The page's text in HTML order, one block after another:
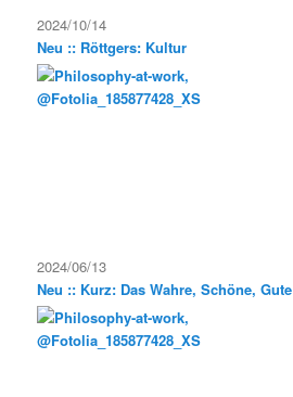
2024/10/14
Neu :: Röttgers: Kultur
2024/06/13
Neu :: Kurz: Das Wahre, Schöne, Gute